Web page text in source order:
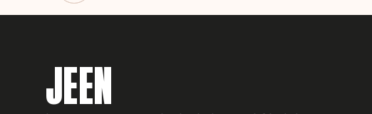
JEEN